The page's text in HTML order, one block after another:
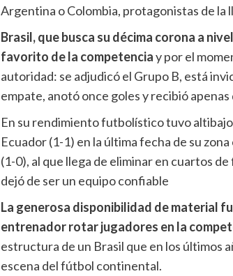
Argentina o Colombia, protagonistas de la
Brasil, que busca su décima corona a
favorito de la competenciay por el
autoridad: se adjudicó el Grupo B, está
empate, anotó once goles y recibió apenas
En su rendimiento futbolístico tuvo
Ecuador (1-1) en la última fecha de su
(1-0), al que llega de eliminar en cuartos
dejó de ser un equipo confiable
La generosa disponibilidad de material
entrenador rotar jugadores en la
estructura de un Brasil que en los últimos
escena del fútbol continental.